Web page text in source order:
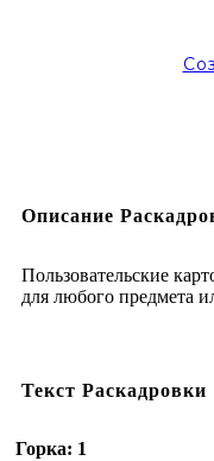
Описание
Пользовательские
для любого предмета
Текст Раскадровки
Горка: 1